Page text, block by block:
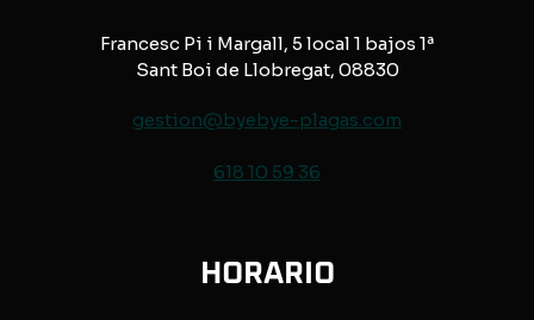
Francesc Pi i Margall, 5 local 1 bajos 1ª
Sant Boi de Llobregat, 08830
gestion@byebye-plagas.com
618 10 59 36
HORARIO